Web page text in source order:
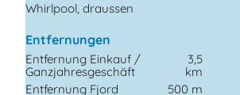
Whirlpool, draussen
Entfernungen
Entfernung Einkauf /
Ganzjahresgeschäft
3,5
km
Entfernung Fjord
500 m